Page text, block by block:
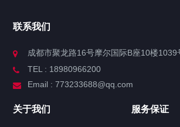
联系我们
成都市聚龙路16号摩尔国际B座10楼1039
TEL : 18980966200
Email : 773233688@qq.com
关于我们 服务保证